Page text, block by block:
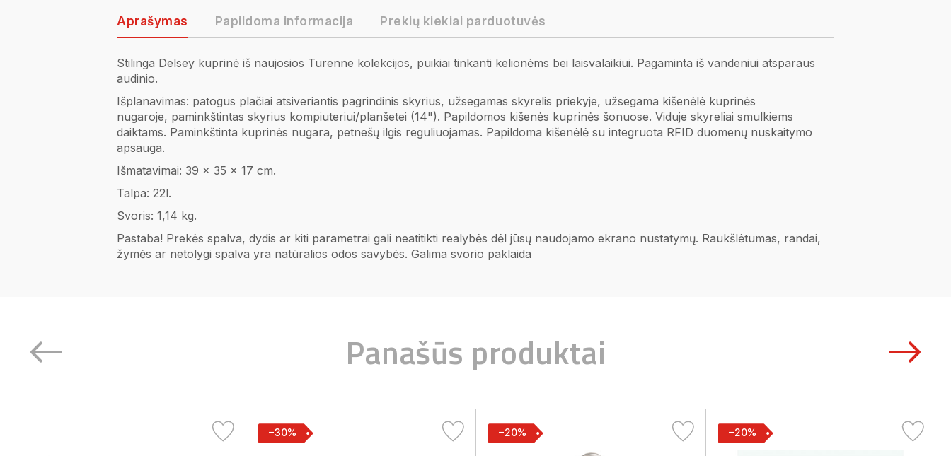
Aprašymas Papildoma informacija Prekių kiekiai parduotuvės
Stilinga Delsey kuprinė iš naujosios Turenne kolekcijos, puikiai tinkanti kelionėms bei laisvalaikiui. Pagaminta iš vandeniui atsparaus
audinio.
Išplanavimas: patogus plačiai atsiveriantis pagrindinis skyrius, užsegamas skyrelis priekyje, užsegama kišenėlė kuprinės
nugaroje, paminkštintas skyrius kompiuteriui/planšetei (14"). Papildomos kišenės kuprinės šonuose. Viduje skyreliai smulkiems
daiktams. Paminkštinta kuprinės nugara, petnešų ilgis reguliuojamas. Papildoma kišenėlė su integruota RFID duomenų nuskaitymo
apsauga.
Išmatavimai: 39 x 35 x 17 cm.
Talpa: 22l.
Svoris: 1,14 kg.
Pastaba! Prekės spalva, dydis ar kiti parametrai gali neatitikti realybės dėl jūsų naudojamo ekrano nustatymų. Raukšlėtumas, randai,
žymės ar netolygi spalva yra natūralios odos savybės. Galima svorio paklaida
Panašūs produktai
−30% −20% −20%